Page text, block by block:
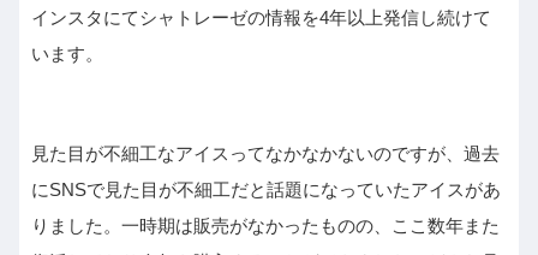
インスタにてシャトレーゼの情報を4年以上発信し続けて
います。
見た目が不細工なアイスってなかなかないのですが、過去
にSNSで見た目が不細工だと話題になっていたアイスがあ
りました。一時期は販売がなかったものの、ここ数年また